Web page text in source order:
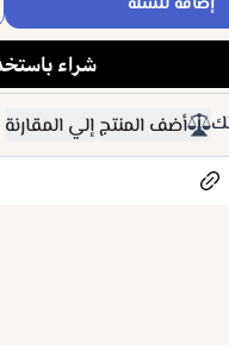
أضف المنتج إلي المقارنة